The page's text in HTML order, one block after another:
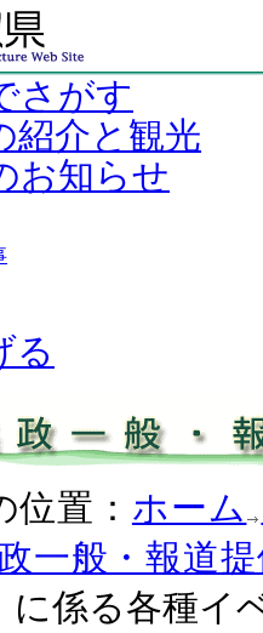
さがす
紹介と観光
お知らせ
る
置： ホーム
一般・報道
に係る各種イ